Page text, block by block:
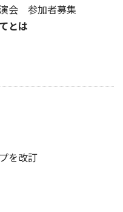
会 参加者募集
とは
を改訂